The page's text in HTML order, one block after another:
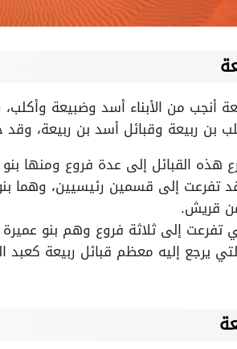
أنجب من الأبناء أسد وضبيعة
بن ربيعة وقبائل أسد بن ربيعة،
هذه القبائل إلى عدة فروع ومنها
تفرعت إلى قسمين رئيسيين، وهما
قريش.
تفرعت إلى ثلاثة فروع وهم بنو
يرجع إليه معظم قبائل ربيعة